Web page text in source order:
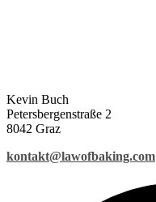
Kevin Buch
Petersbergenstraße 2
8042 Graz
kontakt@lawofbaking.com